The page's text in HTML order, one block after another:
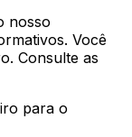
nosso
Você
Consulte as
para o